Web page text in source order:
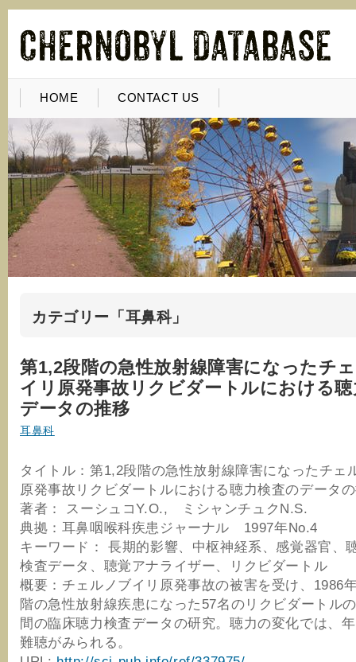
HOME CONTACT US
カテゴリー「耳鼻科」
第1,2段階の急性放射線障害になったチ
イリ原発事故リクビダートルにおける
データの推移
耳鼻科
タイトル：第1,2段階の急性放射線障害になったチェ
原発事故リクビダートルにおける聴力検査のデータ
著者： スーシュコY.O., ミシャンチュクN.S.
典拠：耳鼻咽喉科疾患ジャーナル 1997年No.4
キーワード： 長期的影響、中枢神経系、感覚器官、
検査データ、聴覚アナライザー、リクビダートル
概要：チェルノブイリ原発事故の被害を受け、1986
階の急性放射線疾患になった57名のリクビダートル
間の臨床聴力検査データの研究。聴力の変化では、
難聴がみられる。